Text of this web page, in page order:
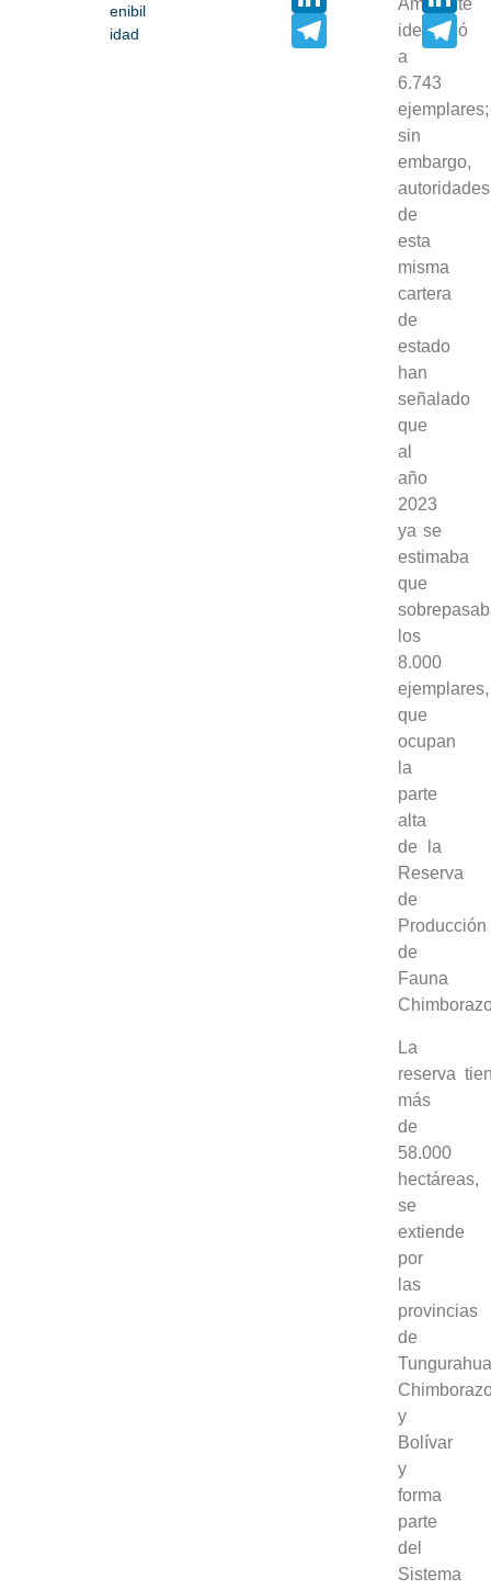
enibil
idad
Telegram
Ambiente
identificó
a
6.743
ejemplares;
sin
embargo,
autoridades
de
esta
misma
cartera
de
estado
han
señalado
que
al
año
2023
ya se
estimaba
que
los
8.000
ejemplares,
que
ocupan
la
parte
alta
de la
Reserva
de
Producción
de
Fauna
La
reserva
más
de
58.000
hectáreas,
se
extiende
por
las
provincias
de
y
Bolívar
y
forma
parte
del
Sistema